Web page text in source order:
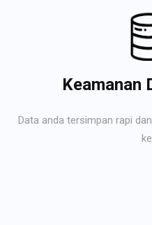
Keamanan
Data anda tersimpan rapi